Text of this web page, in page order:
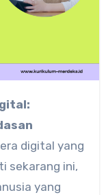
digital yang
sekarang ini,
yang